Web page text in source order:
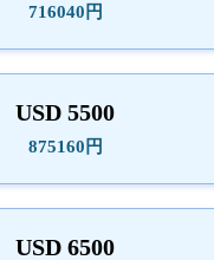
716040円
USD 5500
875160円
USD 6500